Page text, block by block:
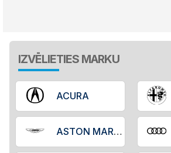
IZVĒLIETIES MARKU
ACURA
ASTON MARTIN